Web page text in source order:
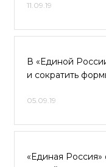
11.09.19
В «Единой
и сократить
05.09.19
«Единая Россия»